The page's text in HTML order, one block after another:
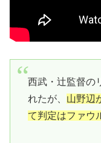
西武・辻監督の
れたが、 山野辺
て判定はファウ